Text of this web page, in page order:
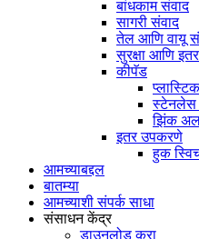
बांधकाम संवाद
सागरी संवाद
तेल आणि वायू
सुरक्षा आणि
कीपॅड
स्टेनलेस
झिंक
इतर उपकरणे
हुक
आमच्याबद्दल
बातम्या
आमच्याशी संपर्क साधा
संसाधन केंद्र
डाउनलोड करा